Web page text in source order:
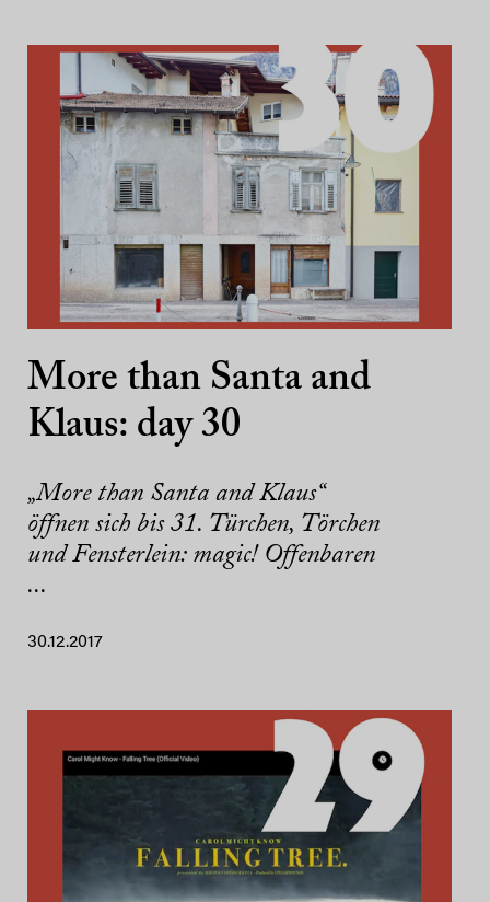
More than Santa and
Klaus: day 30
„More than Santa and Klaus“
öffnen sich bis 31. Türchen, Törchen
und Fensterlein: magic! Offenbaren
...
30.12.2017